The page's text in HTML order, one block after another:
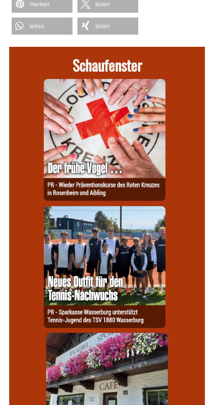
merken teilen
teilen teilen
Schaufenster